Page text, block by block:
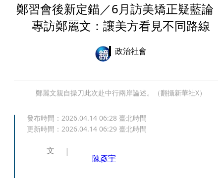
鄭習會後新定錨／6月訪美矯正疑藍
專訪鄭麗文：讓美方看見不同路線
政治社會
鄭麗文親自操刀此次赴中行兩岸論述。（翻攝新華社X）
發布時間： 2026.04.14 06:28 臺北時間
更新時間： 2026.04.14 06:29 臺北時間
文
陳彥宇